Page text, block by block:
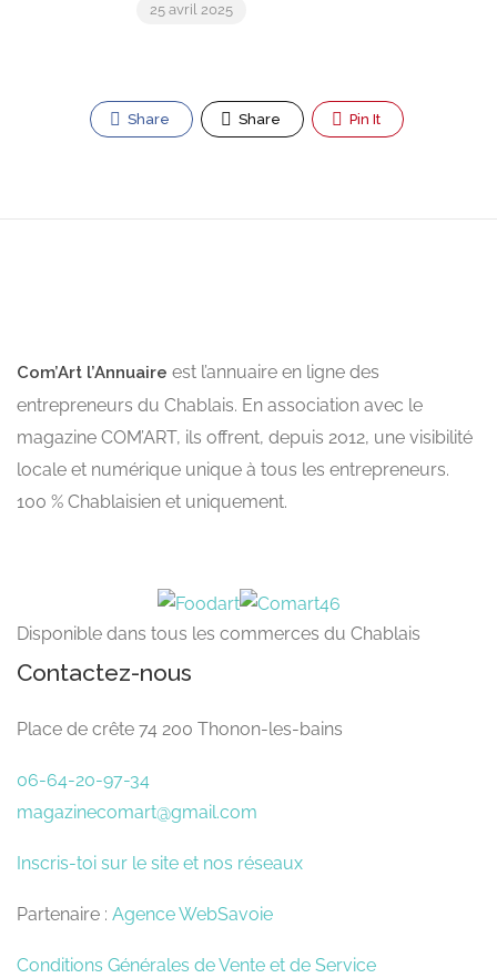
25 avril 2025
Share Share Pin It
Com’Art l’Annuaire est l’annuaire en ligne des
entrepreneurs du Chablais. En association avec le
magazine COM’ART, ils offrent, depuis 2012, une visibilité
locale et numérique unique à tous les entrepreneurs.
100 % Chablaisien et uniquement.
Disponible dans tous les commerces du Chablais
Contactez-nous
Place de crête 74 200 Thonon-les-bains
06-64-20-97-34
magazinecomart@gmail.com
Inscris-toi sur le site et nos réseaux
Partenaire : Agence WebSavoie
Conditions Générales de Vente et de Service